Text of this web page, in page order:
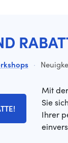
·
Mit
Sie
Ihrer